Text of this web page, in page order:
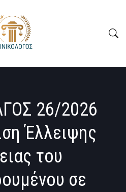
26/2026
Έλλειψης
του
σε